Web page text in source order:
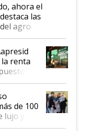
ahora el
las
agro
"Los veo
renta
50
de 100
lujo y